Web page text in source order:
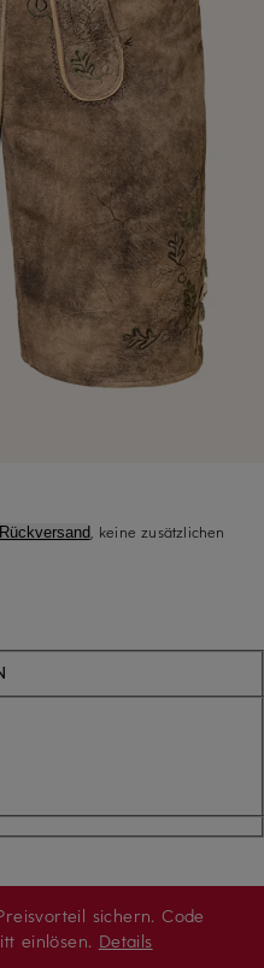
, keine zusätzlichen
sichern. Code
einlösen. Details